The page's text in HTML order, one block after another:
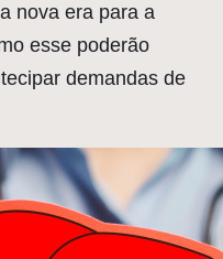
nova era para a
esse poderão
demandas de